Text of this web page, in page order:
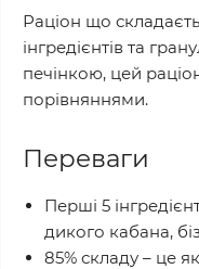
Раціон що
інгредієнтів та
печінкою, цей
порівняннями.
Переваги
Перші 5
дикого кабана,
85% складу – це